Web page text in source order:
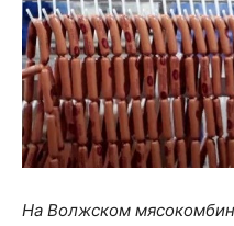
На Волжском